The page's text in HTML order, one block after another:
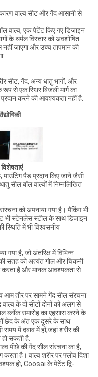
कारण वाल्व सीट और गेंद आसानी से
वाल्व, एक पेटेंट किए गए डिजाइन
के थर्मल विस्तार को अवशोषित
जाएगा और उच्च तापमान की
सीट, गेंद, अन्य धातु भागों, और
से एक स्थिर बिजली मार्ग का
करने की आवश्यकता नहीं है.
पैड प्रदान किए जाने जैसी
सील बॉल वाल्वों में निम्नलिखित
को अपनाया गया है। पैकिंग भी
भी स्टेनलेस स्टील के साथ डिजाइन
स्थिति में भी विश्वसनीय
है, जो अंतरिक्ष में विभिन्न
सतह को अत्यंत गोल और चिकनी
करता है और मानक आवश्यकता से
तौर पर सामने गेंद सील संरचना
के दो सीटों दोनों को अलग से
समारोह का एहसास करने के
छेद के अंत एक दूसरे के साथ
समय में दबाव में हों,जहां शरीर की
सकती है.
पीछे की गेंद सील संरचना का है,
है। वाल्व शरीर पर फ्लोव दिशा
हो, Coosai के पेटेंट द्वि-